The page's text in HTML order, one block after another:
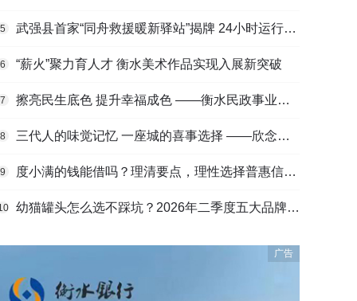
5 武强县首家“同舟救援暖新驿站”揭牌 24小时运行守护户外劳动者
6 “薪火”聚力育人才 衡水美术作品实现入展新突破
7 擦亮民生底色 提升幸福成色 ——衡水民政事业高质量发展综述
8 三代人的味觉记忆 一座城的喜事选择 ——欣念饺子二十九载匠心传承路
9 度小满的钱能借吗？理清要点，理性选择普惠信贷服务
幼猫罐头怎么选不踩坑？2026年二季度五大品牌肠胃适配营养安全
广告